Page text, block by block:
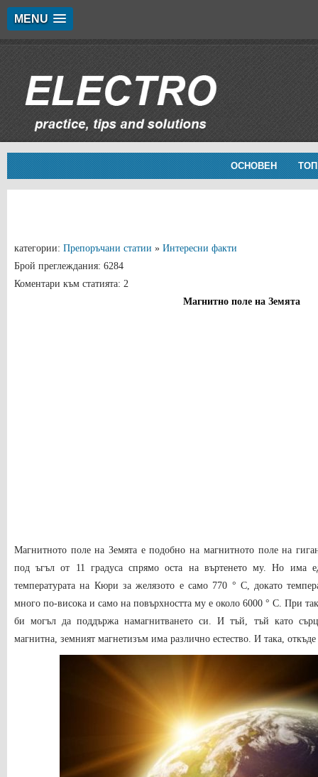
MENU
ОСНОВЕН
категории: Препоръчани статии » Интересни факти
Брой преглеждания: 6284
Коментари към статията: 2
Магнитно поле на Земята
Магнитното поле на Земята е подобно на магнитното поле на
под ъгъл от 11 градуса спрямо оста на въртенето му. Но има
температурата на Кюри за желязото е само 770 ° C, докато
много по-висока и само на повърхността му е около 6000 ° C. При
би могъл да поддържа намагнитването си. И тъй, тъй като
магнитна, земният магнетизъм има различно естество. И така,